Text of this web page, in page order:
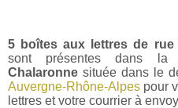
5 boîtes aux lettres de rue
sont présentes dans la
Chalaronne située dans le
Auvergne-Rhône-Alpes pour
lettres et votre courrier à